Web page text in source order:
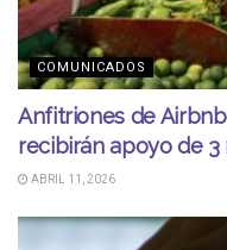
COMUNICADOS
Anfitriones de
recibirán apoyo de
ABRIL 11, 2026